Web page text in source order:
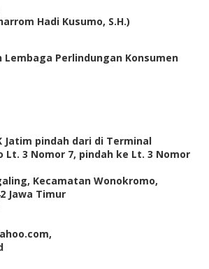
Hadi Kusumo, S.H.)
Lembaga Perlindungan Konsumen
Jatim pindah dari di Terminal
Lt. 3 Nomor 7, pindah ke Lt. 3 Nomor
Kecamatan Wonokromo,
Jawa Timur